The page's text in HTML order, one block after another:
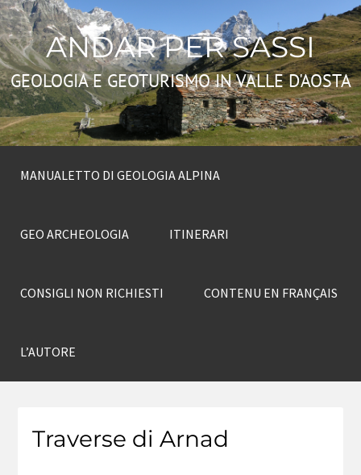
ANDAR PER SASSI
GEOLOGIA E GEOTURISMO IN VALLE D'AOSTA
MANUALETTO DI GEOLOGIA ALPINA
GEO ARCHEOLOGIA ITINERARI
CONSIGLI NON RICHIESTI CONTENU EN FRANÇAIS
L’AUTORE
Traverse di Arnad